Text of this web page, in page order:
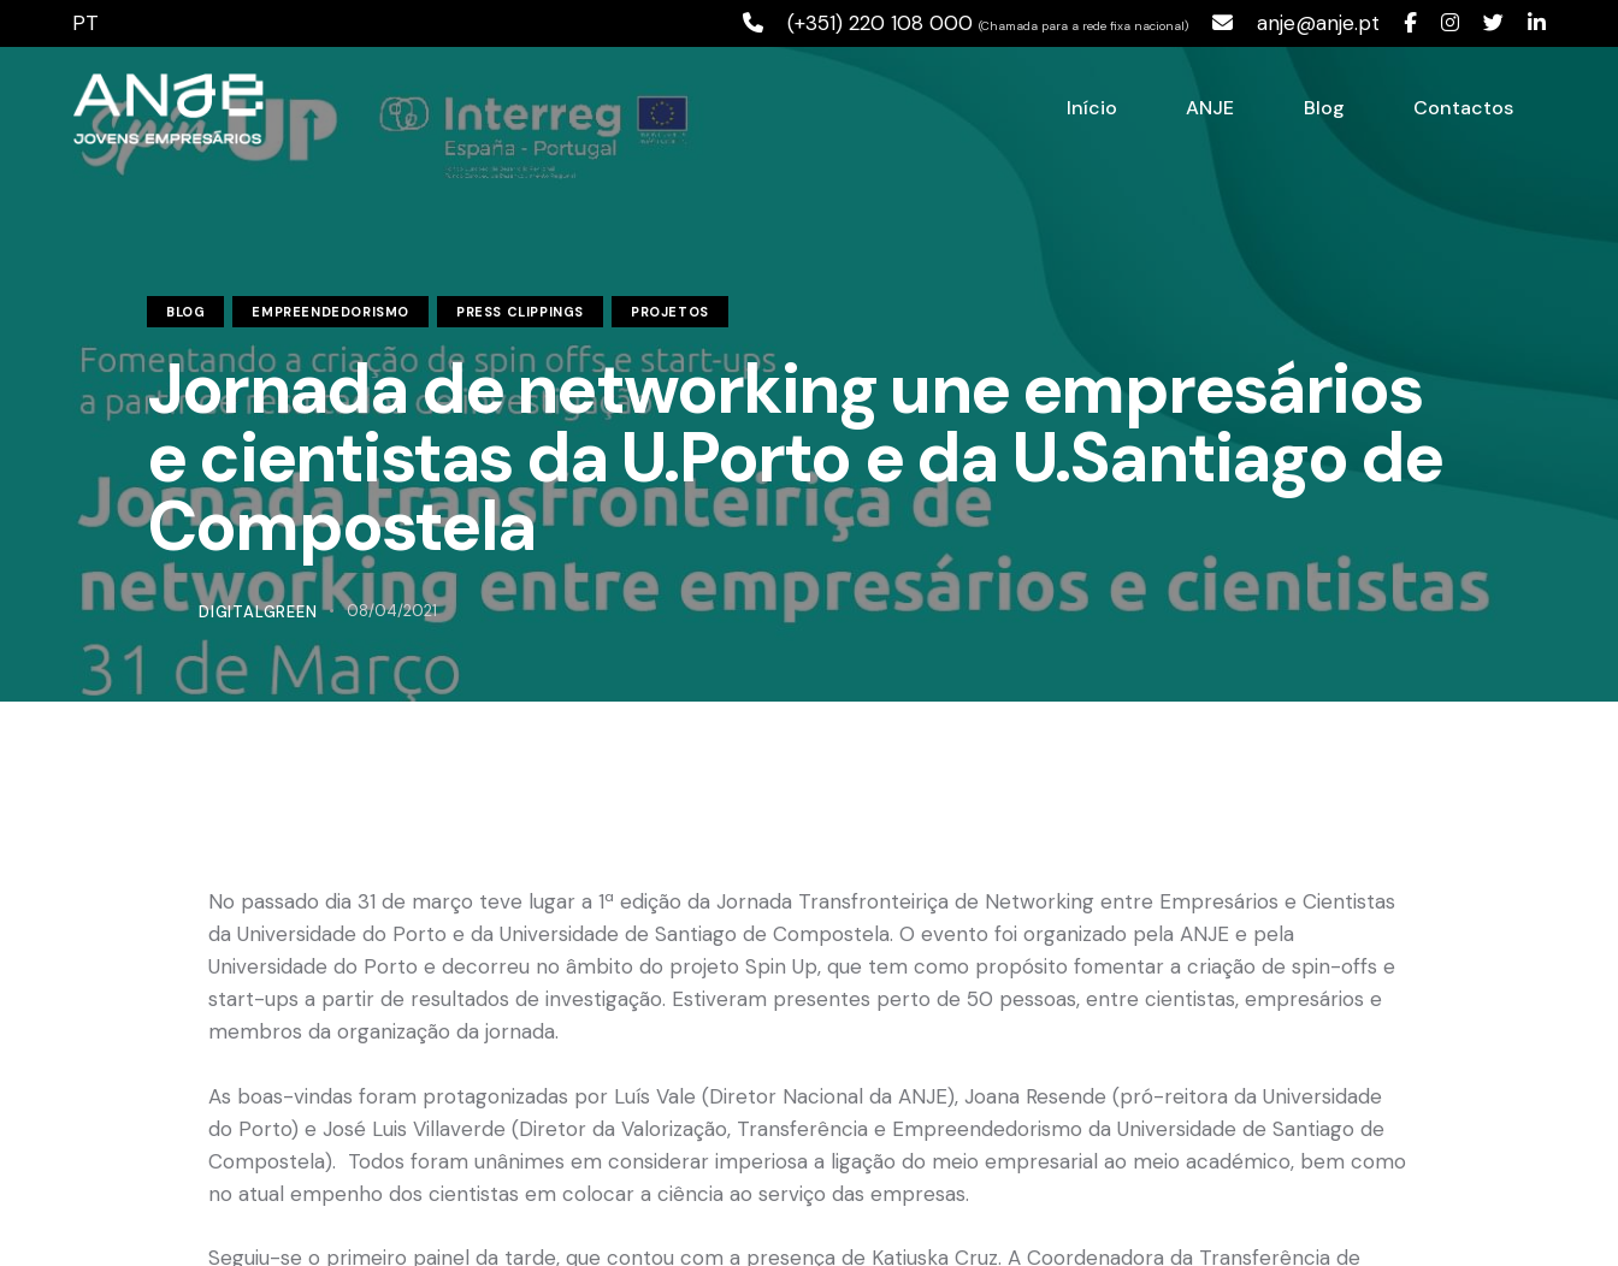
PT (+351) 220 108 000 (Chamada para a rede fixa nacional) anje@anje.pt
Início ANJE Blog Contactos
BLOG EMPREENDEDORISMO PRESS CLIPPINGS PROJETOS
Jornada de networking une empresários
e cientistas da U.Porto e da U.Santiago de
Compostela
DIGITALGREEN 08/04/2021
No passado dia 31 de março teve lugar a 1ª edição da Jornada Transfronteiriça de Networking entre Empresários e Cientistas
da Universidade do Porto e da Universidade de Santiago de Compostela. O evento foi organizado pela ANJE e pela
Universidade do Porto e decorreu no âmbito do projeto Spin Up, que tem como propósito fomentar a criação de spin-offs e
start-ups a partir de resultados de investigação. Estiveram presentes perto de 50 pessoas, entre cientistas, empresários e
membros da organização da jornada.
As boas-vindas foram protagonizadas por Luís Vale (Diretor Nacional da ANJE), Joana Resende (pró-reitora da Universidade
do Porto) e José Luis Villaverde (Diretor da Valorização, Transferência e Empreendedorismo da Universidade de Santiago de
Compostela). Todos foram unânimes em considerar imperiosa a ligação do meio empresarial ao meio académico, bem como
no atual empenho dos cientistas em colocar a ciência ao serviço das empresas.
Seguiu-se o primeiro painel da tarde, que contou com a presença de Katiuska Cruz. A Coordenadora da Transferência de